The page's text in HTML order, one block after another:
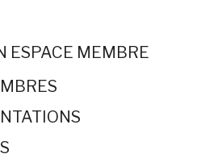
ESPACE MEMBRE